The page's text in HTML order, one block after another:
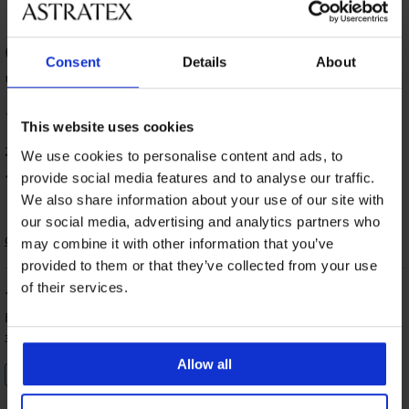
Consent Details About
This website uses cookies
We use cookies to personalise content and ads, to
provide social media features and to analyse our traffic.
We also share information about your use of our site with
our social media, advertising and analytics partners who
may combine it with other information that you’ve
provided to them or that they’ve collected from your use
of their services.
Allow all
ОЦЕНКА НА ПРОДУКТ Силонови
чорапи Akemi по-дълги 20 DEN
100 %
2 оценили продукта
100% от клиентите, препоръчват продукта
Сортиране
100%
Веселина
закупен размер uni